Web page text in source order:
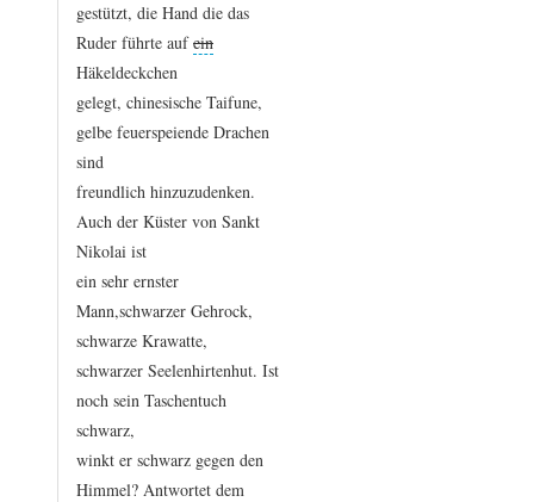
gestützt, die Hand die das
Ruder führte auf ein
Häkeldeckchen
gelegt, chinesische Taifune,
gelbe feuerspeiende Drachen
sind
freundlich hinzuzudenken.
Auch der Küster von Sankt
Nikolai ist
ein sehr ernster
Mann,schwarzer Gehrock,
schwarze Krawatte,
schwarzer Seelenhirtenhut. Ist
noch sein Taschentuch
schwarz,
winkt er schwarz gegen den
Himmel? Antwortet dem